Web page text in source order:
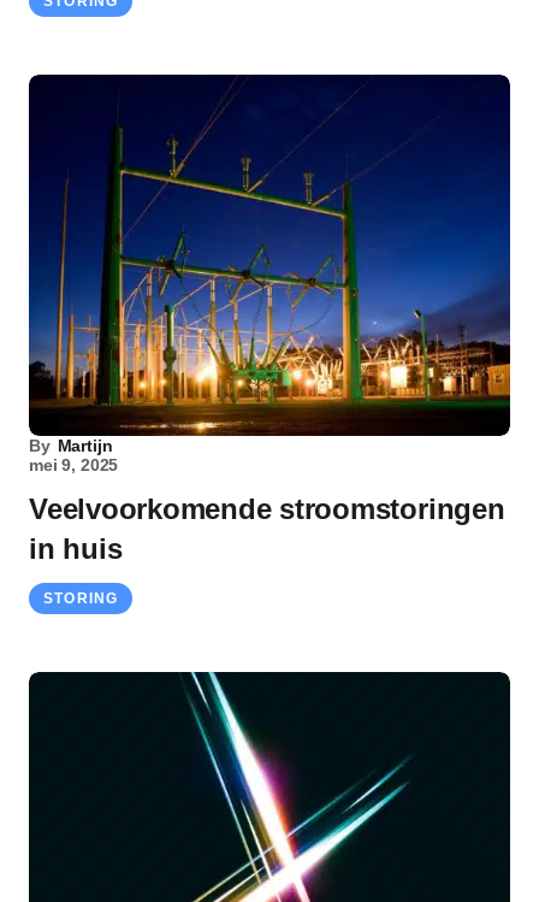
By Martijn
mei 9, 2025
Veelvoorkomende stroomstoringen
in huis
STORING